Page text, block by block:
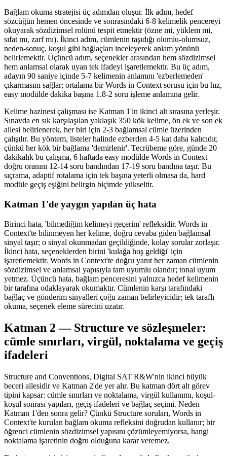
Bağlam okuma stratejisi üç adımdan oluşur. İlk adım, hedef
sözcüğün hemen öncesinde ve sonrasındaki 6-8 kelimelik pencereyi
okuyarak sözdizimsel rolünü tespit etmektir (özne mi, yüklem mi,
sıfat mı, zarf mı). İkinci adım, cümlenin taşıdığı olumlu-olumsuz,
neden-sonuç, koşul gibi bağlaçları inceleyerek anlam yönünü
belirlemektir. Üçüncü adım, seçenekler arasından hem sözdizimsel
hem anlamsal olarak uyan tek ifadeyi işaretlemektir. Bu üç adım,
adayın 90 saniye içinde 5-7 kelimenin anlamını 'ezberlemeden'
çıkarmasını sağlar; ortalama bir Words in Context sorusu için bu hız,
easy modülde dakika başına 1.8-2 soru işleme anlamına gelir.
Kelime hazinesi çalışması ise Katman 1'in ikinci alt sırasına yerleşir.
Sınavda en sık karşılaşılan yaklaşık 350 kök kelime, ön ek ve son ek
ailesi belirlenerek, her biri için 2-3 bağlamsal cümle üzerinden
çalışılır. Bu yöntem, listeler halinde ezberden 4-5 kat daha kalıcıdır,
çünkü her kök bir bağlama 'demirlenir'. Tecrübeme göre, günde 20
dakikalık bu çalışma, 6 haftada easy modülde Words in Context
doğru oranını 12-14 soru bandından 17-19 soru bandına taşır. Bu
sıçrama, adaptif rotalama için tek başına yeterli olmasa da, hard
modüle geçiş eşiğini belirgin biçimde yükseltir.
Katman 1'de yaygın yapılan üç hata
Birinci hata, 'bilmediğim kelimeyi geçerim' refleksidir. Words in
Context'te bilinmeyen her kelime, doğru cevaba giden bağlamsal
sinyal taşır; o sinyal okunmadan geçildiğinde, kolay sorular zorlaşır.
İkinci hata, seçeneklerden birini 'kulağa hoş geldiği' için
işaretlemektir. Words in Context'te doğru yanıt her zaman cümlenin
sözdizimsel ve anlamsal yapısıyla tam uyumlu olandır; tonal uyum
yetmez. Üçüncü hata, bağlam penceresini yalnızca hedef kelimenin
bir tarafına odaklayarak okumaktır. Cümlenin karşı tarafındaki
bağlaç ve gönderim sinyalleri çoğu zaman belirleyicidir; tek taraflı
okuma, seçenek eleme sürecini uzatır.
Katman 2 — Structure ve sözleşmeler:
cümle sınırları, virgül, noktalama ve geçiş
ifadeleri
Structure and Conventions, Digital SAT R&W'nin ikinci büyük
beceri ailesidir ve Katman 2'de yer alır. Bu katman dört alt görev
tipini kapsar: cümle sınırları ve noktalama, virgül kullanımı, koşul-
koşul sonrası yapıları, geçiş ifadeleri ve bağlaç seçimi. Neden
Katman 1'den sonra gelir? Çünkü Structure soruları, Words in
Context'te kurulan bağlam okuma refleksini doğrudan kullanır; bir
öğrenci cümlenin sözdizimsel yapısını çözümleyemiyorsa, hangi
noktalama işaretinin doğru olduğuna karar veremez.